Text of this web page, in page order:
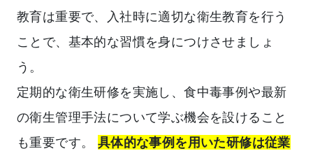
教育は重要で、入社時に適切な衛生教育を行う
ことで、基本的な習慣を身につけさせましょ
う。
定期的な衛生研修を実施し、食中毒事例や最新
の衛生管理手法について学ぶ機会を設けること
も重要です。 具体的な事例を用いた研修は従業